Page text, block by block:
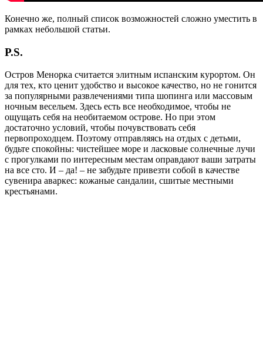
Конечно же, полный список возможностей сложно уместить в
рамках небольшой статьи.
P.S.
Остров Менорка считается элитным испанским курортом. Он
для тех, кто ценит удобство и высокое качество, но не гонится
за популярными развлечениями типа шопинга или массовым
ночным весельем. Здесь есть все необходимое, чтобы не
ощущать себя на необитаемом острове. Но при этом
достаточно условий, чтобы почувствовать себя
первопроходцем. Поэтому отправляясь на отдых с детьми,
будьте спокойны: чистейшее море и ласковые солнечные лучи
с прогулками по интересным местам оправдают ваши затраты
на все сто. И – да! – не забудьте привезти собой в качестве
сувенира аваркес: кожаные сандалии, сшитые местными
крестьянами.